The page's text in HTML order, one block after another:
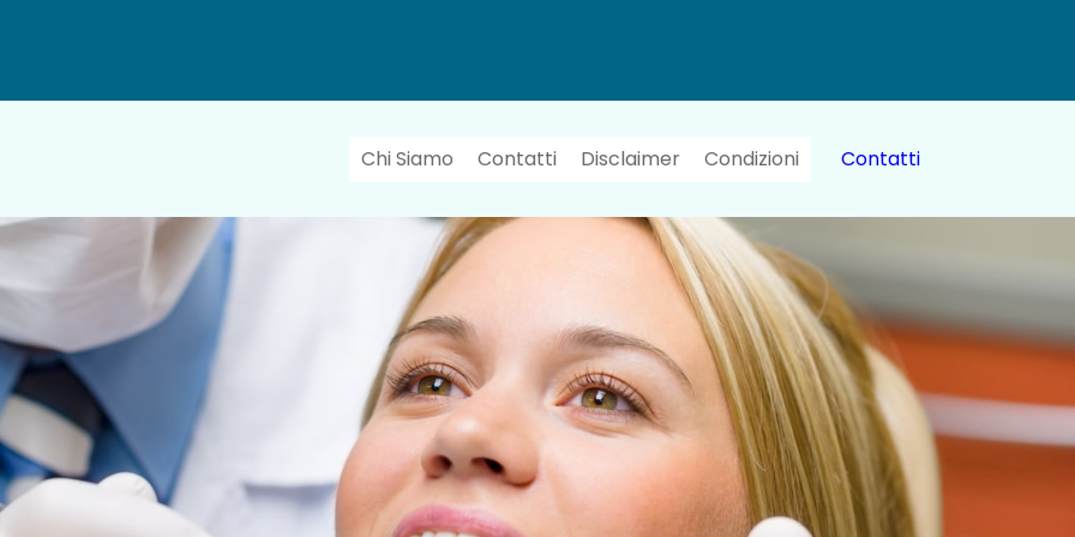
Chi Siamo Contatti Disclaimer Condizioni Contatti